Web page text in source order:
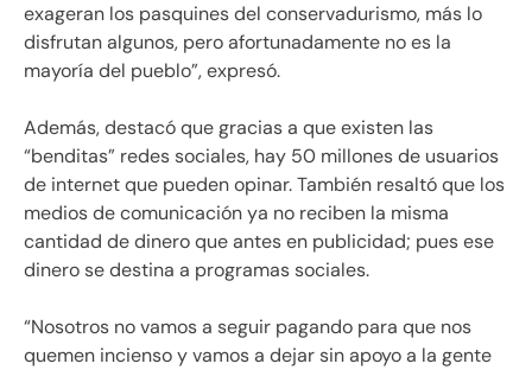
exageran los pasquines del conservadurismo, más lo
disfrutan algunos, pero afortunadamente no es la
mayoría del pueblo”, expresó.
Además, destacó que gracias a que existen las
“benditas” redes sociales, hay 50 millones de usuarios
de internet que pueden opinar. También resaltó que los
medios de comunicación ya no reciben la misma
cantidad de dinero que antes en publicidad; pues ese
dinero se destina a programas sociales.
“Nosotros no vamos a seguir pagando para que nos
quemen incienso y vamos a dejar sin apoyo a la gente